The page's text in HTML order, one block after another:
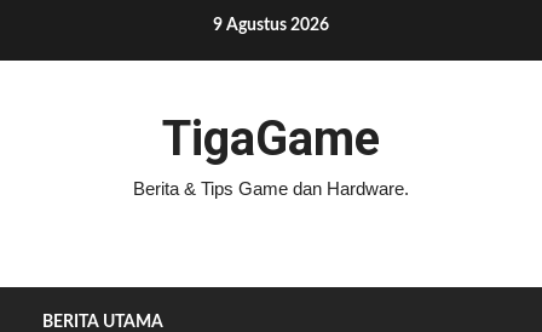
content
9 Agustus 2026
TigaGame
Berita & Tips Game dan Hardware.
BERITA UTAMA